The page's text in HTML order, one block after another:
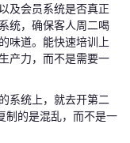
及会员系统是否真正
统，确保客人周二喝
味道。能快速培训上
产力，而不是需要一
系统上，就去开第二
的是混乱，而不是一